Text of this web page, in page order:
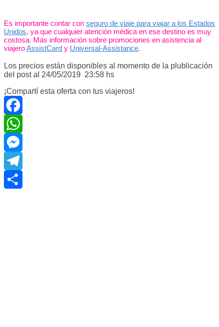
Es importante contar con seguro de viaje para viajar a los Estados
Unidos, ya que cualquier atención médica en ese destino es muy
costosa. Más información sobre promociones en asistencia al
viajeroAssistCard y Universal-Assistance.
Los precios están disponibles al momento de la plublicación
del post al 24/05/2019 23:58 hs
¡Compartí esta oferta con tus viajeros!
Facebook
WhatsApp
Messenger
Telegram